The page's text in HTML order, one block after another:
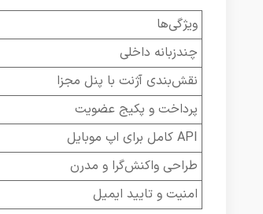
ویژگی‌ها
چندزبانه داخلی
نقش‌بندی آژنت با پنل مجزا
پرداخت و پکیج عضویت
API کامل برای اپ موبایل
طراحی واکنش‌گرا و مدرن
امنیت و تایید ایمیل